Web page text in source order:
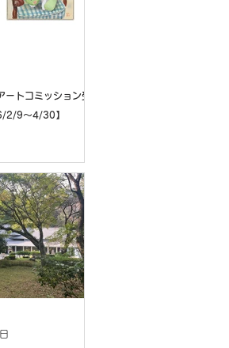
ートコミッション受
2/9〜4/30】